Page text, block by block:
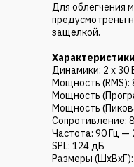
Для облегчения
предусмотрены
защелкой.
Динамики: 2 х 30
Мощность (RMS):
Мощность
Мощность
Сопротивление:
Частота: 90 Гц —
SPL: 124 дБ
Размеры